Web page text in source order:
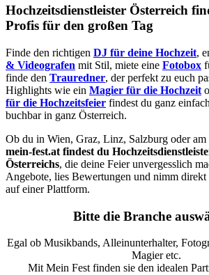
Hochzeitsdienstleister Österreich
Profis für den großen Tag
Finde den richtigen DJ für deine Hochzeit,
& Videografen mit Stil, miete eine Fotobox
finde den Trauredner, der perfekt zu euch
Highlights wie ein Magier für die Hochzeit
für die Hochzeitsfeier findest du ganz
buchbar in ganz Österreich.
Ob du in Wien, Graz, Linz, Salzburg oder am
mein-fest.at findest du
Österreichs, die deine Feier unvergesslich
Angebote, lies Bewertungen und nimm
auf einer Plattform.
Bitte die Branche
Egal ob Musikbands, Alleinunterhalter,
Magier etc.
Mit Mein Fest finden sie den idealen